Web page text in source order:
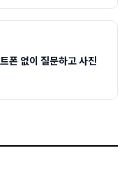
폰 없이 질문하고 사진